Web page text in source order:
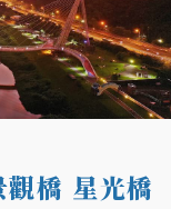
橋 星光橋